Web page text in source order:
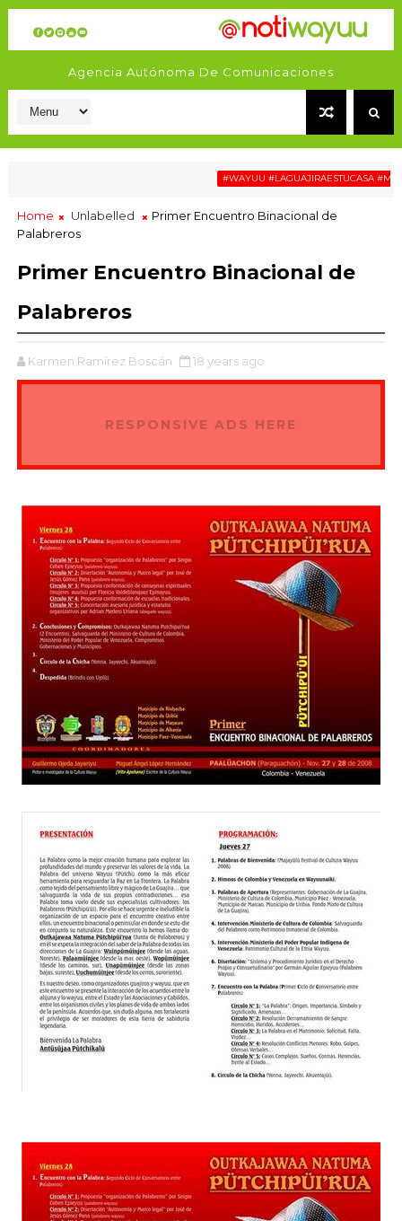
Agencia Autónoma De Comunicaciones
#WAYUU #LAGUAJIRAESTUCASA
Home Unlabelled
Primer Encuentro Binacional de
Palabreros
Primer Encuentro Binacional de
Palabreros
Karmen Ramírez Boscán 18 years ago
RESPONSIVE ADS HERE